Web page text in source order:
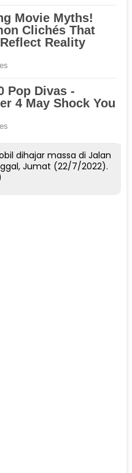
dihajar massa di Jalan
Jumat (22/7/2022).